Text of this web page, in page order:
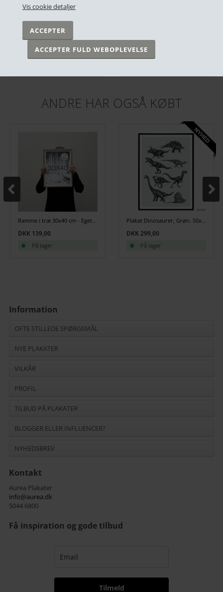
Vis cookie detaljer
Plakat - Verdenskort, Retro
DKK 249,00
Plakat - Blue Moon
DKK 249,00
ANDRE HAR OGSÅ KØBT
Ramme i træ 30x40 cm - Egetræ
DKK 139,00
På lager
DKK 299,00
På lager
Information
OFTE STILLEDE SPØRGSMÅL
NYE PLAKATER
VILKÅR
PROFIL
TILBUD PÅ PLAKATER
BLOGGER ELLER INFLUENCER?
NYHEDSBREV
Kontakt
Aurea Plakater
info@aurea.dk
5044 6800
Få inspiration og gode tilbud
Tilmeld